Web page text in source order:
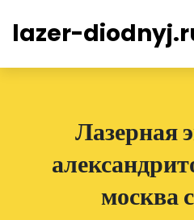
lazer-
Лазерная
москва